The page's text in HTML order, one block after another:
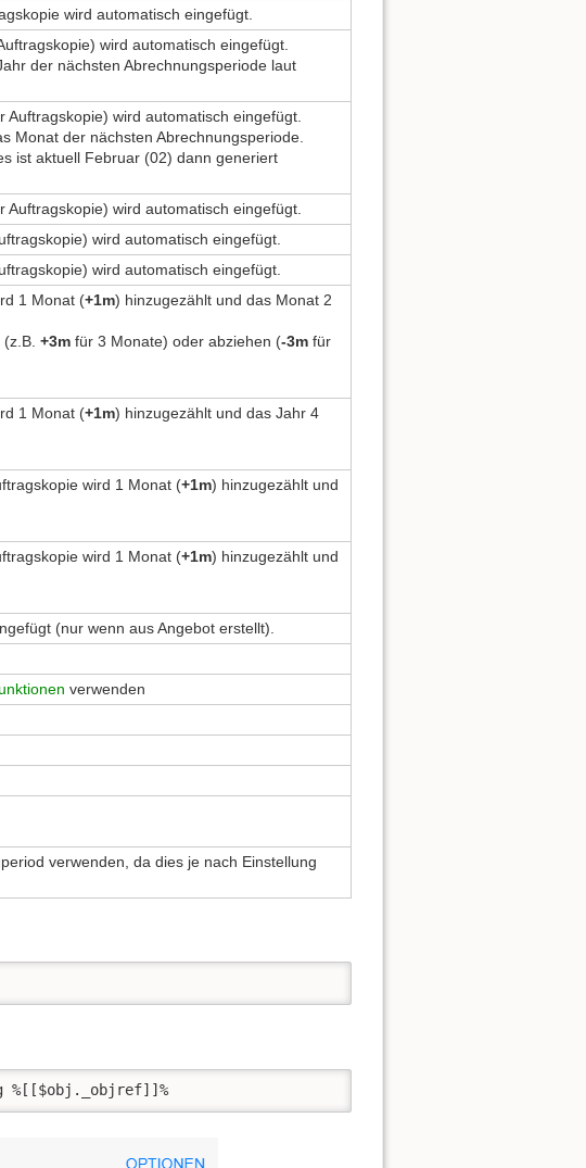
wird automatisch eingefügt.
wird automatisch eingefügt.
der nächsten Abrechnungsperiode laut
wird automatisch eingefügt.
Monat der nächsten Abrechnungsperiode.
ist aktuell Februar (02) dann generiert
wird automatisch eingefügt.
wird automatisch eingefügt.
wird automatisch eingefügt.
1 Monat (+1m) hinzugezählt und das Monat 2
+3m für 3 Monate) oder abziehen (-3m für
1 Monat (+1m) hinzugezählt und das Jahr 4
wird 1 Monat (+1m) hinzugezählt und
wird 1 Monat (+1m) hinzugezählt und
(nur wenn aus Angebot erstellt).
verwenden
verwenden, da dies je nach Einstellung
%[[$obj._objref]]%